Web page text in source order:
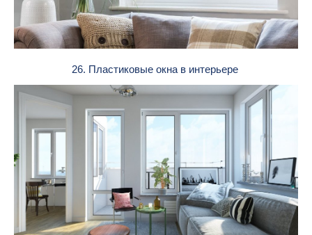
26. Пластиковые окна в интерьере